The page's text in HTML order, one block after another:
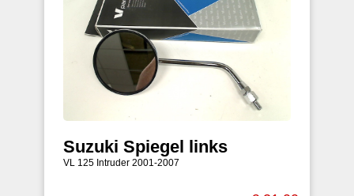
Suzuki Spiegel links
VL 125 Intruder 2001-2007